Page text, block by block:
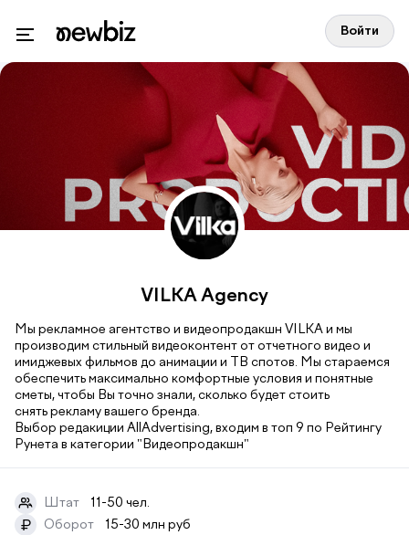
Войти
VILKA Agency
Мы рекламное агентство и видеопродакшн VILKA и мы
производим стильный видеоконтент от отчетного видео и
имиджевых фильмов до анимации и ТВ спотов. Мы стараемся
обеспечить максимально комфортные условия и понятные
сметы, чтобы Вы точно знали, сколько будет стоить
снять рекламу вашего бренда.
Выбор редакиции AllAdvertising, входим в топ 9 по Рейтингу
Рунета в категории "Видеопродакшн"
Штат 11-50 чел.
₽ Оборот
15-30 млн руб